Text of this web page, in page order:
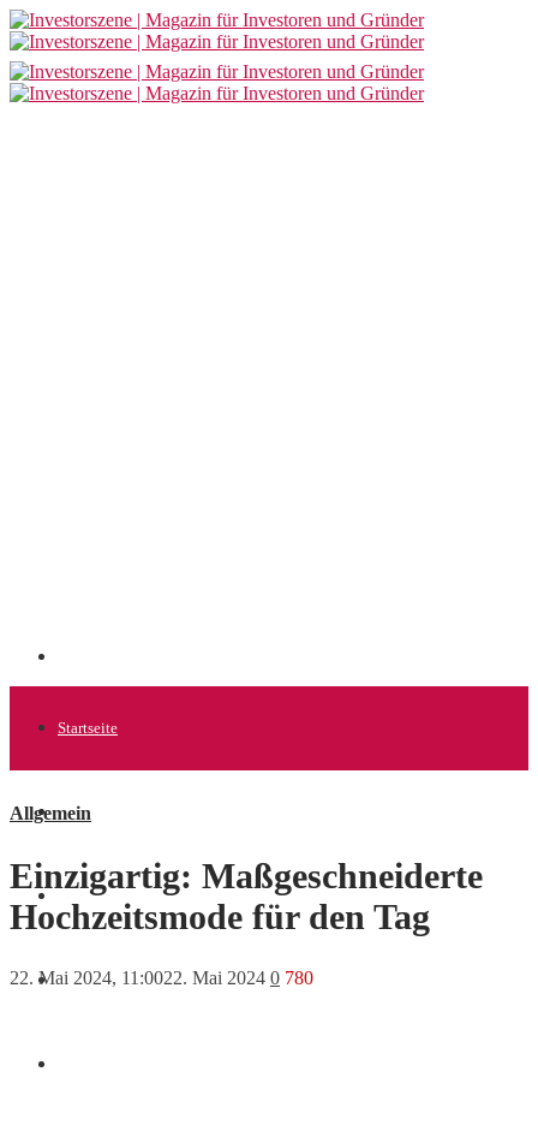
Startseite
Allgemein
Startups
News
Allgemein
Einzigartig: Maßgeschneiderte
Hochzeitsmode für den Tag
22. Mai 2024, 11:0022. Mai 2024 0 780